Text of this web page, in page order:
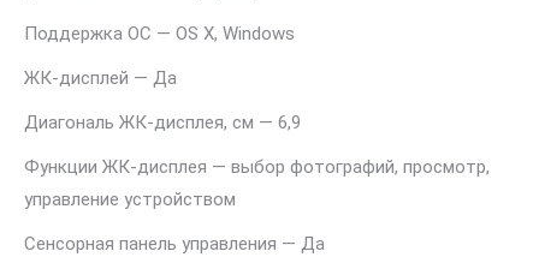
Поддержка ОС — OS X, Windows
ЖК-дисплей — Да
Диагональ ЖК-дисплея, см — 6,9
Функции ЖК-дисплея — выбор фотографий, просмотр,
управление устройством
Сенсорная панель управления — Да